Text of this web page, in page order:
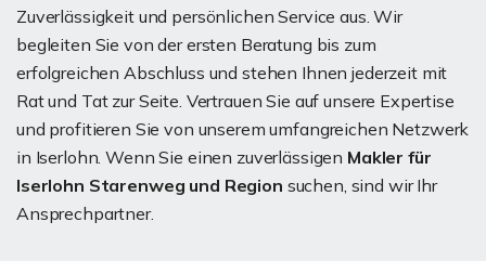
Zuverlässigkeit und persönlichen Service aus. Wir
begleiten Sie von der ersten Beratung bis zum
erfolgreichen Abschluss und stehen Ihnen jederzeit mit
Rat und Tat zur Seite. Vertrauen Sie auf unsere Expertise
und profitieren Sie von unserem umfangreichen Netzwerk
in Iserlohn. Wenn Sie einen zuverlässigen Makler für
Iserlohn Starenweg und Region suchen, sind wir Ihr
Ansprechpartner.